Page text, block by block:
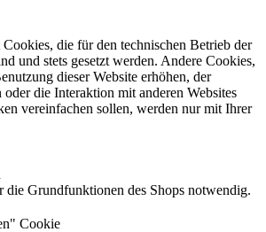
die für den technischen Betrieb der
und stets gesetzt werden. Andere Cookies,
dieser Website erhöhen, der
die Interaktion mit anderen Websites
vereinfachen sollen, werden nur mit Ihrer
die Grundfunktionen des Shops notwendig.
Cookie